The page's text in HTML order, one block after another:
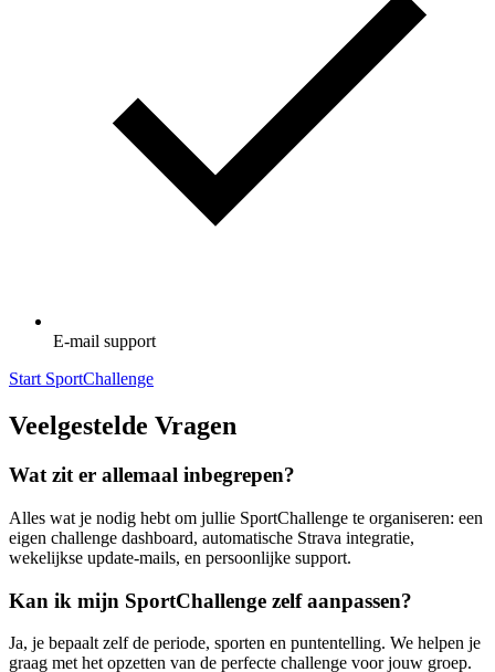
E-mail support
Start SportChallenge
Veelgestelde Vragen
Wat zit er allemaal inbegrepen?
Alles wat je nodig hebt om jullie SportChallenge te organiseren: een
eigen challenge dashboard, automatische Strava integratie,
wekelijkse update-mails, en persoonlijke support.
Kan ik mijn SportChallenge zelf aanpassen?
Ja, je bepaalt zelf de periode, sporten en puntentelling. We helpen je
graag met het opzetten van de perfecte challenge voor jouw groep.